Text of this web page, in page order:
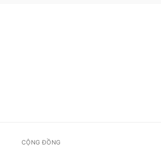
CỘNG ĐỒNG